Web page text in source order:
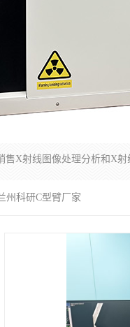
州科研C型臂厂家